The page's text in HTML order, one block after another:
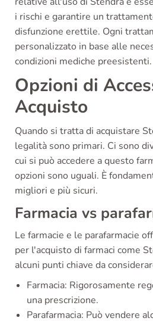
i rischi e garantire un
disfunzione erettile. Ogni
personalizzato in base alle
condizioni mediche preesistenti.
Opzioni di
Acquisto
Quando si tratta di acquistare
legalità sono primari. Ci sono
cui si può accedere a questo
opzioni sono uguali. È
migliori e più sicuri.
Farmacia vs
Le farmacie e le parafarmacie
per l'acquisto di farmaci come
alcuni punti chiave da
Farmacia: Rigorosamente
una prescrizione.
Parafarmacia: Può vendere